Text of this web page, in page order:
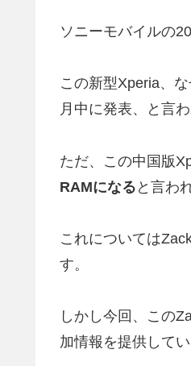
ソニーモバイルの
この新型Xperia、
月中に発表、と言わ
ただ、この中国版
RAMになる と言わ
これについては
す。
しかし今回、この
加情報を提供してい